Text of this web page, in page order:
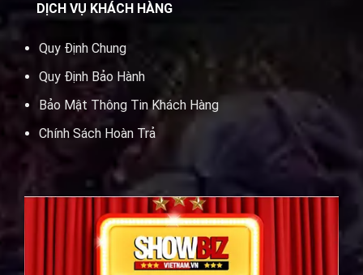
DỊCH VỤ KHÁCH HÀNG
Quy Định Chung
Quy Định Bảo Hành
Bảo Mật Thông Tin Khách Hàng
Chính Sách Hoàn Trả